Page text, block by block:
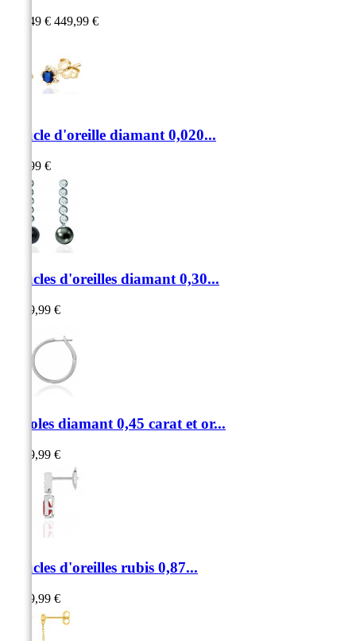
292,49 € 449,99 €
Boucle d'oreille diamant 0,020...
979,99 €
Boucles d'oreilles diamant 0,30...
1 599,99 €
Créoles diamant 0,45 carat et or...
2 499,99 €
Boucles d'oreilles rubis 0,87...
1 249,99 €